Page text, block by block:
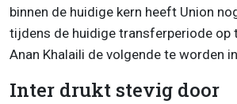
binnen de huidige kern heeft Union
tijdens de huidige transferperiode op
Anan Khalaili de volgende te worden
Inter drukt stevig door